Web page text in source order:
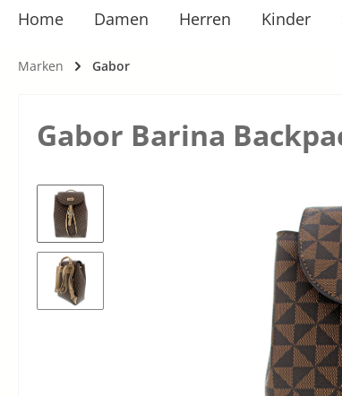
Home Damen Herren Kinder
Marken Gabor
Gabor Barina